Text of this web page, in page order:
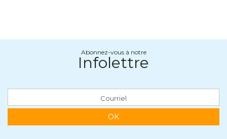
Abonnez-vous à notre
Infolettre
OK